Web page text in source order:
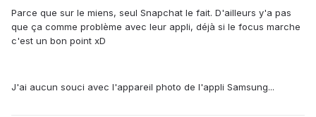
Parce que sur le miens, seul Snapchat le fait. D'ailleurs y'a pas
que ça comme problème avec leur appli, déjà si le focus marche
c'est un bon point xD
J'ai aucun souci avec l'appareil photo de l'appli Samsung...